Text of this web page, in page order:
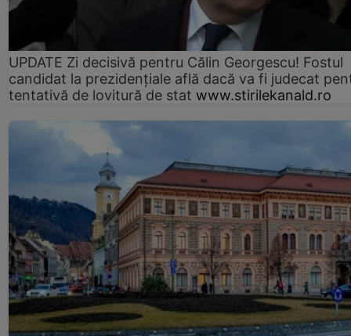
UPDATE Zi decisivă pentru Călin Georgescu! Fostul
candidat la prezidențiale află dacă va fi judecat
tentativă de lovitură de stat www.stirilekanald.ro